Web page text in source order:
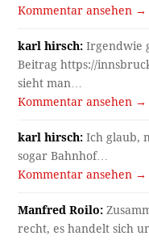
Kommentar ansehen →
karl hirsch: Irgendwie
Beitrag https://
sieht man…
Kommentar ansehen →
karl hirsch: Ich glaub,
sogar Bahnhof…
Kommentar ansehen →
Manfred Roilo:
recht, es handelt sich